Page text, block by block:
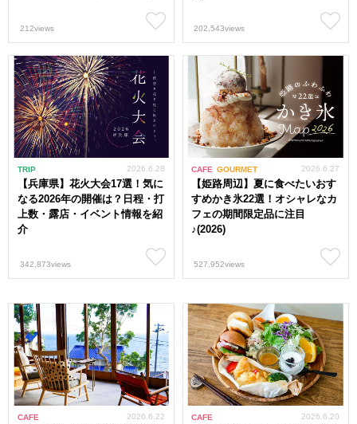
212views 202,543views
TRIP
【兵庫県】花火大会17選！気に
なる2026年の開催は？日程・打
上数・露店・イベント情報を紹
介
2026.6.28
342,873views
CAFE GOURMET
【姫路周辺】夏に食べたいおす
すめかき氷22選！オシャレなカ
フェの期間限定品に注目
♪(2026)
2026.6.27
527,952views
CAFE 2026.6.22 CAFE 2026.6.20